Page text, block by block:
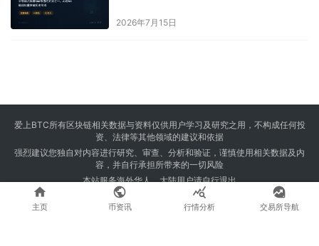
2026年7月15日
爱上BTC所有区块链相关数据与资料仅供用户学习及研究之用，不构成任何投
资、法律等其他领域的建议和依据
强烈建议您独自对内容进行研究、审查、分析和验证，谨慎使用相关数据及内
容，并自行承担所带来的一切风险
本站服务海外华人，大陆用户请自行退出
Copyright © 2024 爱上BTC 版权所有 Powered by
23btc.com

主页

币资讯

行情分析

交易所导航